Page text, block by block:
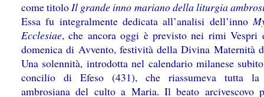
come titoloIl grande inno mariano della liturgia
Essa fu integralmente dedicata all’analisi dell’inno
Ecclesiae, che ancora oggi è previsto nei rimi Vespri
domenica di Avvento, festività della Divina Maternità
Una solennità, introdotta nel calendario milanese
concilio di Efeso (431), che riassumeva tutta la
ambrosiana del culto a Maria. Il beato arcivescovo